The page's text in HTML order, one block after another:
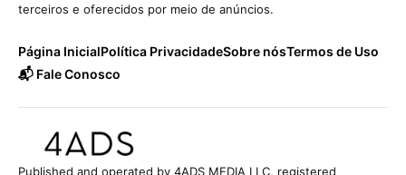
terceiros e oferecidos por meio de anúncios.
Página InicialPolítica PrivacidadeSobre nósTermos de Uso
📬 Fale Conosco
Published and operated by 4ADS MEDIA LLC, registered